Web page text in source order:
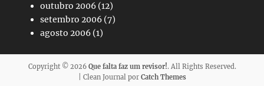
outubro 2006 (12)
setembro 2006 (7)
agosto 2006 (1)
Copyright © 2026 Que falta faz um revisor!. All Rights Reserved.
| Clean Journal por Catch Themes